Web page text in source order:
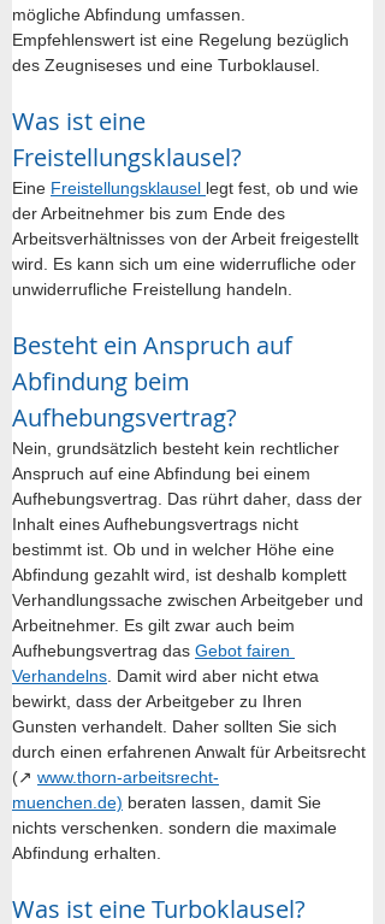
mögliche Abfindung umfassen.
Empfehlenswert ist eine Regelung bezüglich
des Zeugniseses und eine Turboklausel.
Was ist eine
Freistellungsklausel?
Eine Freistellungsklausel legt fest, ob und wie
der Arbeitnehmer bis zum Ende des
Arbeitsverhältnisses von der Arbeit freigestellt
wird. Es kann sich um eine widerrufliche oder
unwiderrufliche Freistellung handeln.
Besteht ein Anspruch auf
Abfindung beim
Aufhebungsvertrag?
Nein, grundsätzlich besteht kein rechtlicher
Anspruch auf eine Abfindung bei einem
Aufhebungsvertrag. Das rührt daher, dass der
Inhalt eines Aufhebungsvertrags nicht
bestimmt ist. Ob und in welcher Höhe eine
Abfindung gezahlt wird, ist deshalb komplett
Verhandlungssache zwischen Arbeitgeber und
Arbeitnehmer. Es gilt zwar auch beim
Aufhebungsvertrag das Gebot fairen
Verhandelns . Damit wird aber nicht etwa
bewirkt, dass der Arbeitgeber zu Ihren
Gunsten verhandelt. Daher sollten Sie sich
durch einen erfahrenen Anwalt für Arbeitsrecht
(↗︎ www.thorn-arbeitsrecht-
muenchen.de) beraten lassen, damit Sie
nichts verschenken. sondern die maximale
Abfindung erhalten.
Was ist eine Turboklausel?